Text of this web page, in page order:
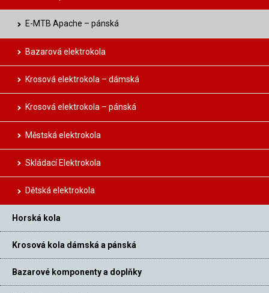
E-MTB Apache – pánská
Bazarová elektrokola
Krosová elektrokola – dámská
Krosová elektrokola – pánská
Městská elektrokola
Skládací Elektrokola
Dětská elektrokola
Horská kola
Krosová kola dámská a pánská
Bazarové komponenty a doplňky